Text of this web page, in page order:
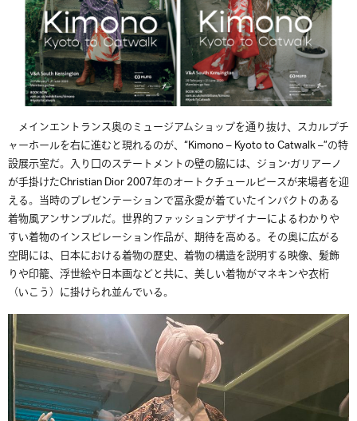
メインエントランス奥のミュージアムショップを通り抜け、スカルプチ
ャーホールを右に進むと現れるのが、 “Kimono – Kyoto to Catwalk –”の特
設展示室だ。入り口のステートメントの壁の脇には、ジョン·ガリアーノ
が手掛けたChristian Dior 2007年のオートクチュールピースが来場者を迎
える。当時のプレゼンテーションで冨永愛が着ていたインパクトのある
着物風アンサンブルだ。世界的ファッションデザイナーによるわかりや
すい着物のインスピレーション作品が、期待を高める。その奥に広がる
空間には、日本における着物の歴史、着物の構造を説明する映像、髪飾
りや印籠、浮世絵や日本画などと共に、美しい着物がマネキンや衣桁
（いこう）に掛けられ並んでいる。